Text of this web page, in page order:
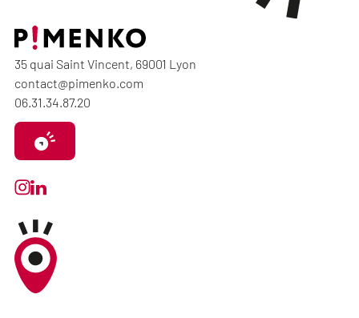
35 quai Saint Vincent, 69001 Lyon
contact@pimenko.com
06.31.34.87.20